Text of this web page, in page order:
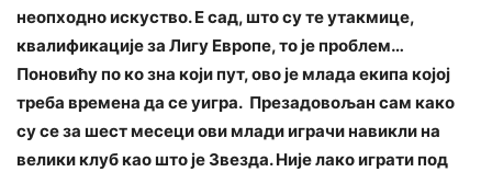
неопходно искуство. Е сад, што су те утакмице,
квалификације за Лигу Европе, то је проблем…
Поновићу по ко зна који пут, ово је млада екипа којој
треба времена да се уигра. Презадовољан сам како
су се за шест месеци ови млади играчи навикли на
велики клуб као што је Звезда. Није лако играти под